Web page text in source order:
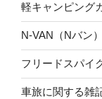
軽キャンピング
N-VAN（Nバン）
フリードスパイ
車旅に関する雑